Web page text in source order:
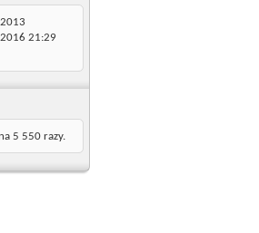
21:29
5 550 razy.